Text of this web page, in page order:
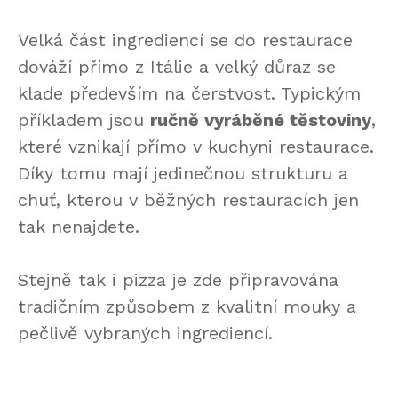
Velká část ingrediencí se do restaurace
dováží přímo z Itálie a velký důraz se
klade především na čerstvost. Typickým
příkladem jsou ručně vyráběné těstoviny,
které vznikají přímo v kuchyni restaurace.
Díky tomu mají jedinečnou strukturu a
chuť, kterou v běžných restauracích jen
tak nenajdete.
Stejně tak i pizza je zde připravována
tradičním způsobem z kvalitní mouky a
pečlivě vybraných ingrediencí.